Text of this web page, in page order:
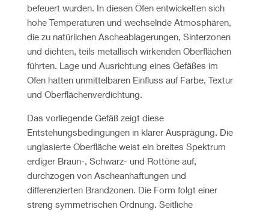
befeuert wurden. In diesen Öfen entwickelten sich
hohe Temperaturen und wechselnde Atmosphären,
die zu natürlichen Ascheablagerungen, Sinterzonen
und dichten, teils metallisch wirkenden Oberflächen
führten. Lage und Ausrichtung eines Gefäßes im
Ofen hatten unmittelbaren Einfluss auf Farbe, Textur
und Oberflächenverdichtung.
Das vorliegende Gefäß zeigt diese
Entstehungsbedingungen in klarer Ausprägung. Die
unglasierte Oberfläche weist ein breites Spektrum
erdiger Braun-, Schwarz- und Rottöne auf,
durchzogen von Ascheanhaftungen und
differenzierten Brandzonen. Die Form folgt einer
streng symmetrischen Ordnung. Seitliche